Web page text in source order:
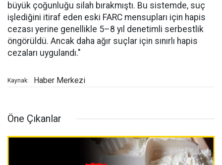
büyük çoğunluğu silah bırakmıştı. Bu sistemde, suç
işlediğini itiraf eden eski FARC mensupları için hapis
cezası yerine genellikle 5–8 yıl denetimli serbestlik
öngörüldü. Ancak daha ağır suçlar için sınırlı hapis
cezaları uygulandı."
Kaynak: Haber Merkezi
Öne Çıkanlar